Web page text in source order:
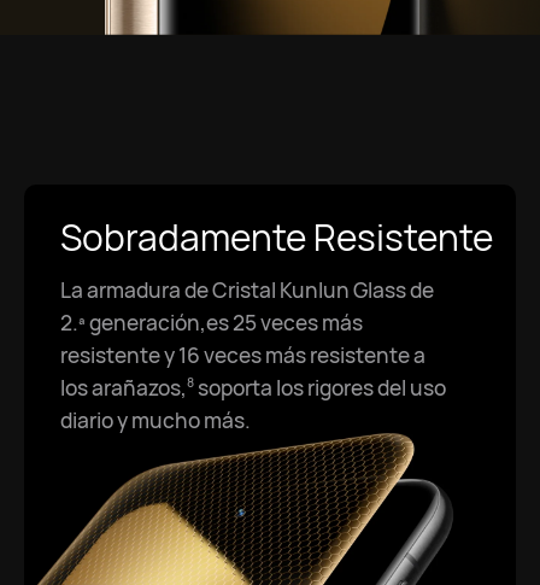
Sobradamente Resistente
La armadura de Cristal Kunlun Glass de
2.ª generación,es 25 veces más
resistente y 16 veces más resistente a
los arañazos,⁠8soporta los rigores del uso
diario y mucho más.